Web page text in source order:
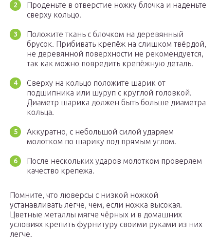
Проденьте в отверстие ножку блочка и наденьте
сверху кольцо.
Положите ткань с блочком на деревянный
брусок. Прибивать крепёж на слишком твёрдой,
не деревянной поверхности не рекомендуется,
так как можно повредить крепёжную деталь.
Сверху на кольцо положите шарик от
подшипника или шуруп с круглой головкой.
Диаметр шарика должен быть больше диаметра
кольца.
Аккуратно, с небольшой силой ударяем
молотком по шарику под прямым углом.
После нескольких ударов молотком проверяем
качество крепежа.
Помните, что люверсы с низкой ножкой
устанавливать легче, чем, если ножка высокая.
Цветные металлы мягче чёрных и в домашних
условиях крепить фурнитуру своими руками из них
легче.